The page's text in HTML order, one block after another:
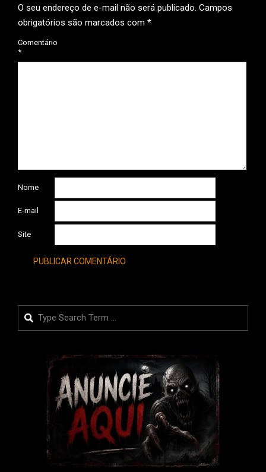
O seu endereço de e-mail não será publicado. Campos
obrigatórios são marcados com *
Comentário
*
Nome
E-mail
Site
Search